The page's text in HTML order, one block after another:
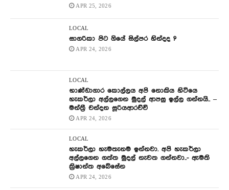
APR 25, 2026
LOCAL
සාගරිකා පිට ගියේ සිල්පර හින්දද ?
APR 24, 2026
LOCAL
භාණ්ඩාගාර කොල්ලය අපි නොකිය හිටියෙ
හැකර්ලා අල්ලගෙන මුදල් ආපසු ඉල්ල ගන්නයි.. –
මන්ත්‍රී චන්දන සූරියආරච්චි
APR 24, 2026
LOCAL
හැකර්ලා හැමතැනම ඉන්නවා. අපි හැකර්ලා
අල්ලගෙන ගත්ත මුදල් නැවත ගන්නවා..- ඇමති
ක්‍රිෂාන්ත අබේසේන
APR 24, 2026